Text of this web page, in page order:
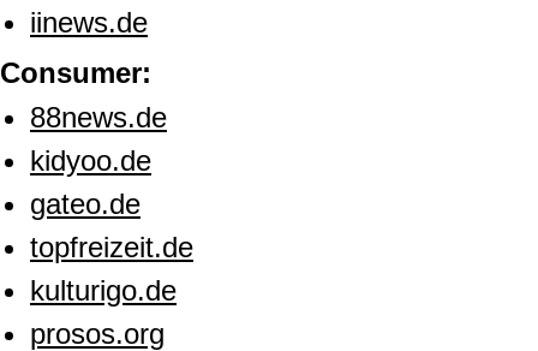
iinews.de
Consumer:
88news.de
kidyoo.de
gateo.de
topfreizeit.de
kulturigo.de
prosos.org